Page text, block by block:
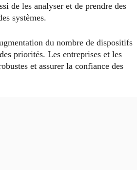
de les analyser et de prendre des
systèmes.
du nombre de dispositifs
priorités. Les entreprises et les
et assurer la confiance des